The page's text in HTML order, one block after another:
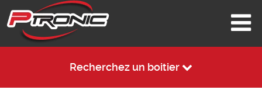
Recherchez un boitier